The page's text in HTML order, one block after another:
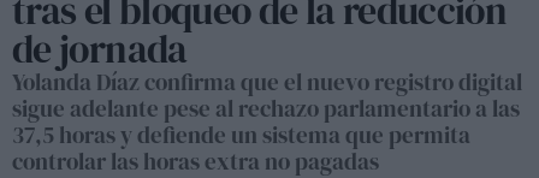
tras el bloqueo de la reducción
de jornada
Yolanda Díaz confirma que el nuevo registro digital
sigue adelante pese al rechazo parlamentario a las
37,5 horas y defiende un sistema que permita
controlar las horas extra no pagadas